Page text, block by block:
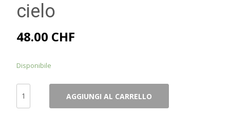
cielo
48.00 CHF
Disponibile
AGGIUNGI AL CARRELLO